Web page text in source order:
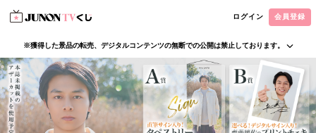
ログイン 会員登録
※獲得した景品の転売、デジタルコンテンツの無断での公開は禁止しております。
・本サービスで獲得された景品をオークション等へ出品する行為、その他営利目的での転売行
為は禁止しております。
・本サービスで獲得された動画･画像･ボイス等のデジタルコンテンツは、出品者が著作権を有
しております。無断でのSNS等での公開、譲渡、その他著作権を侵害する行為は禁止しており
ます。
・当選権利は当選者ご本人のみ有効となります。当選権利の譲渡、オークション等への出品、
その他営利目的での転売は禁止しております。